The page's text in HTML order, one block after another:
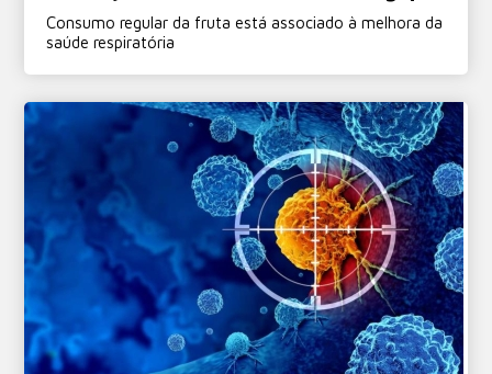
Consumo regular da fruta está associado à melhora da
saúde respiratória